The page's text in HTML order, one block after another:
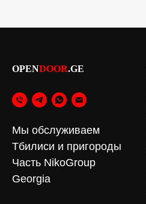
OPENDOOR.GE
Мы обслуживаем
Тбилиси и пригороды
Часть NikoGroup
Georgia